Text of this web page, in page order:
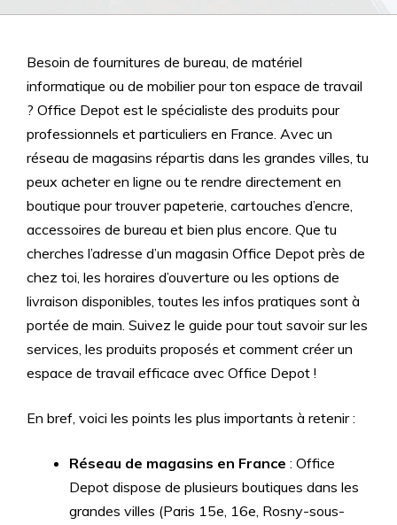
Besoin de fournitures de bureau, de matériel
informatique ou de mobilier pour ton espace de travail
? Office Depot est le spécialiste des produits pour
professionnels et particuliers en France. Avec un
réseau de magasins répartis dans les grandes villes, tu
peux acheter en ligne ou te rendre directement en
boutique pour trouver papeterie, cartouches d’encre,
accessoires de bureau et bien plus encore. Que tu
cherches l’adresse d’un magasin Office Depot près de
chez toi, les horaires d’ouverture ou les options de
livraison disponibles, toutes les infos pratiques sont à
portée de main. Suivez le guide pour tout savoir sur les
services, les produits proposés et comment créer un
espace de travail efficace avec Office Depot !
En bref, voici les points les plus importants à retenir :
Réseau de magasins en France : Office
Depot dispose de plusieurs boutiques dans les
grandes villes (Paris 15e, 16e, Rosny-sous-